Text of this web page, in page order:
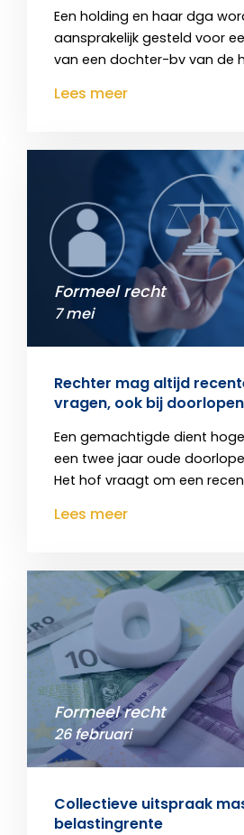
Een holding en haar dga
aansprakelijk gesteld voor
van een dochter-bv van de
Lees meer
Formeel recht
7 mei
Rechter mag altijd
vragen, ook bij
Een gemachtigde dient
een twee jaar oude
Het hof vraagt om een
Lees meer
Formeel recht
26 februari
Collectieve uitspraak
belastingrente